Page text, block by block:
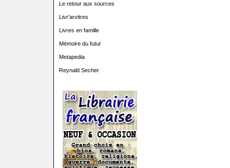
Le retour aux sources
Livr'arvitres
Livres en famille
Mémoire du futur
Metapedia
Reynald Secher